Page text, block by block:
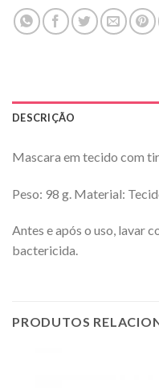
DESCRIÇÃO
Mascara em tecido com
Peso: 98 g. Material:
Antes e após o uso, lavar
bactericida.
PRODUTOS